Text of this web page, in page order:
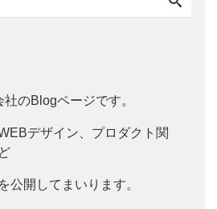
のBlogページです。
デザイン、プロダクト関
公開してまいります。